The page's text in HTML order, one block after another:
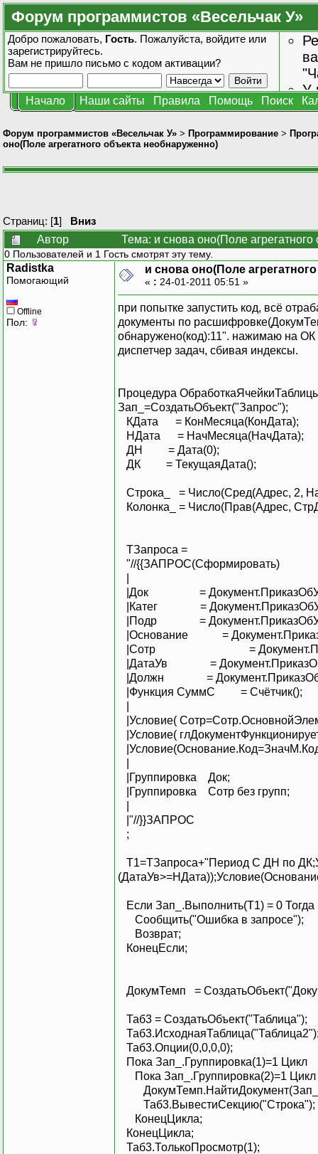
Форум программистов «Весельчак У»
Добро пожаловать, Гость. Пожалуйста, войдите или
зарегистрируйтесь.
Вам не пришло письмо с кодом активации?
У
Начало Наши сайты Правила Помощь Поиск
Форум программистов «Весельчак У» > Программирование >
оно(Поле агрегатного объекта необнаруженно)
Страниц: [1] Вниз
Автор
Тема: и снова оно(Поле
0 Пользователей и 1 Гость смотрят эту тему.
Radistka
Помогающий
Offline
Пол:
и снова оно(Поле
« : 24-01-2011 05:51 »
при попытке запустить код, всё
документы по
обнаружено(код):11". нажимаю на ОК
диспетчер задач, сбивая индексы.
Процедура
Зап_=СоздатьОбъект("Запрос");
КДата = КонМесяца(КонДата);
НДата = НачМесяца(НачДата);
ДН = Дата(0);
ДК = ТекущаяДата();
Строка_ = Число(Сред(Адрес, 2,
Колонка_ = Число(Прав(Адрес,
ТЗапроса =
"//{{ЗАПРОС(Сформировать)
|Док =
|Катег =
|Подр =
|Основание =
|Сотр =
|ДатаУв =
|Должн =
|Функция СуммС = Счётчик();
|Условие(
|Условие(
|Группировка Док;
|Группировка Сотр без групп;
|"//}}ЗАПРОС
;
Т1=ТЗапроса+"Период С ДН по
Если Зап_.Выполнить(Т1) = 0 Тогда
Сообщить("Ошибка в запросе");
Возврат;
КонецЕсли;
ДокумТемп =
Таб3 = СоздатьОбъект("Таблица");
Таб3.Опции(0,0,0,0);
Пока Зап_.Группировка(1)=1 Цикл
Пока Зап_.Группировка(2)=1 Цикл
Таб3.ВывестиСекцию("Строка");
КонецЦикла;
КонецЦикла;
Таб3.ТолькоПросмотр(1);